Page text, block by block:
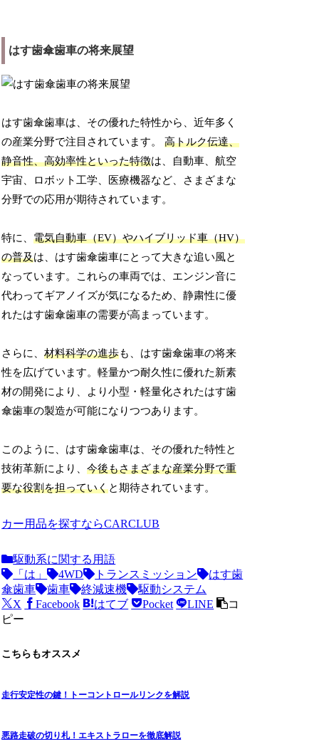
はす歯傘歯車の将来展望
はす歯傘歯車は、その優れた特性から、近年多く
の産業分野で注目されています。高トルク伝達、
静音性、高効率性といった特徴は、自動車、航空
宇宙、ロボット工学、医療機器など、さまざまな
分野での応用が期待されています。
特に、電気自動車（EV）やハイブリッド車（HV）
の普及は、はす歯傘歯車にとって大きな追い風と
なっています。これらの車両では、エンジン音に
代わってギアノイズが気になるため、静粛性に優
れたはす歯傘歯車の需要が高まっています。
さらに、材料科学の進歩も、はす歯傘歯車の将来
性を広げています。軽量かつ耐久性に優れた新素
材の開発により、より小型・軽量化されたはす歯
傘歯車の製造が可能になりつつあります。
このように、はす歯傘歯車は、その優れた特性と
技術革新により、今後もさまざまな産業分野で重
要な役割を担っていくと期待されています。
カー用品を探すならCARCLUB
駆動系に関する用語
「は」
4WD トランスミッション
はす歯
傘歯車
歯車 終減速機
駆動システム
X
Facebook はてブ Pocket LINE
コ
ピー
こちらもオススメ
走行安定性の鍵！トーコントロールリンクを解説
悪路走破の切り札！エキストラローを徹底解説